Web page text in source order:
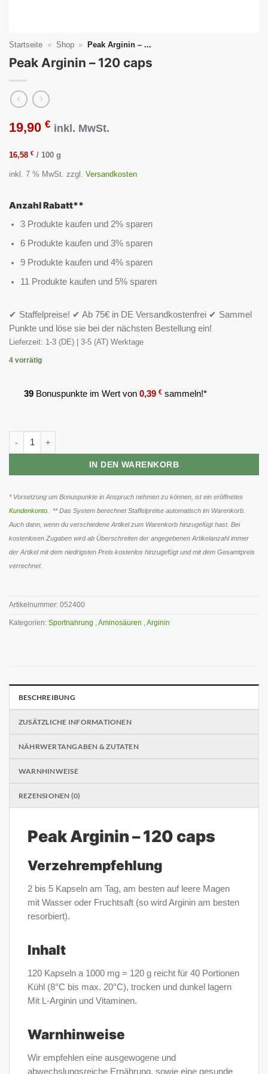
Startseite » Shop » Peak Arginin – ...
Peak Arginin – 120 caps
19,90 € inkl. MwSt.
16,58 € / 100 g
inkl. 7 % MwSt. zzgl. Versandkosten
Anzahl Rabatt**
3 Produkte kaufen und 2% sparen
6 Produkte kaufen und 3% sparen
9 Produkte kaufen und 4% sparen
11 Produkte kaufen und 5% sparen
✔ Staffelpreise! ✔ Ab 75€ in DE Versandkostenfrei ✔ Sammel
Punkte und löse sie bei der nächsten Bestellung ein!
Lieferzeit: 1-3 (DE) | 3-5 (AT) Werktage
4 vorrätig
39 Bonuspunkte im Wert von 0,39 € sammeln!*
Peak Arginin - 120 caps Menge
IN DEN WARENKORB
* Vorsetzung um Bonuspunkte in Anspruch nehmen zu können, ist ein eröffnetes
Kundenkonto . ** Das System berechnet Staffelpreise automatisch im Warenkorb.
Auch dann, wenn du verschiedene Artikel zum Warenkorb hinzugefügt hast. Bei
kostenlosen Zugaben wird ab Überschreiten der angegebenen Artikelanzahl immer
der Artikel mit dem niedrigsten Preis kostenlos hinzugefügt und mit dem Gesamtpreis
verrechnet.
Artikelnummer: 052400
Kategorien: Sportnahrung ,Aminosäuren ,Arginin
BESCHREIBUNG
ZUSÄTZLICHE INFORMATIONEN
NÄHRWERTANGABEN & ZUTATEN
WARNHINWEISE
REZENSIONEN (0)
Peak Arginin – 120 caps
Verzehrempfehlung
2 bis 5 Kapseln am Tag, am besten auf leere Magen
mit Wasser oder Fruchtsaft (so wird Arginin am besten
resorbiert).
Inhalt
120 Kapseln a 1000 mg = 120 g reicht für 40 Portionen
Kühl (8°C bis max. 20°C), trocken und dunkel lagern
Mit L-Arginin und Vitaminen.
Warnhinweise
Wir empfehlen eine ausgewogene und
abwechslungsreiche Ernährung, sowie eine gesunde